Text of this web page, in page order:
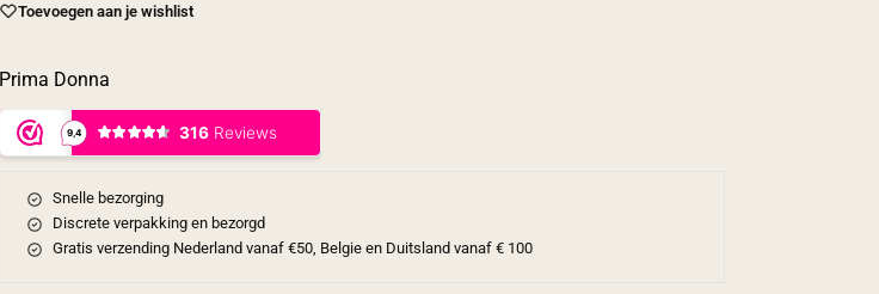
Toevoegen aan je wishlist
Prima Donna
Snelle bezorging
Discrete verpakking en bezorgd
Gratis verzending Nederland vanaf €50, Belgie en Duitsland vanaf € 100